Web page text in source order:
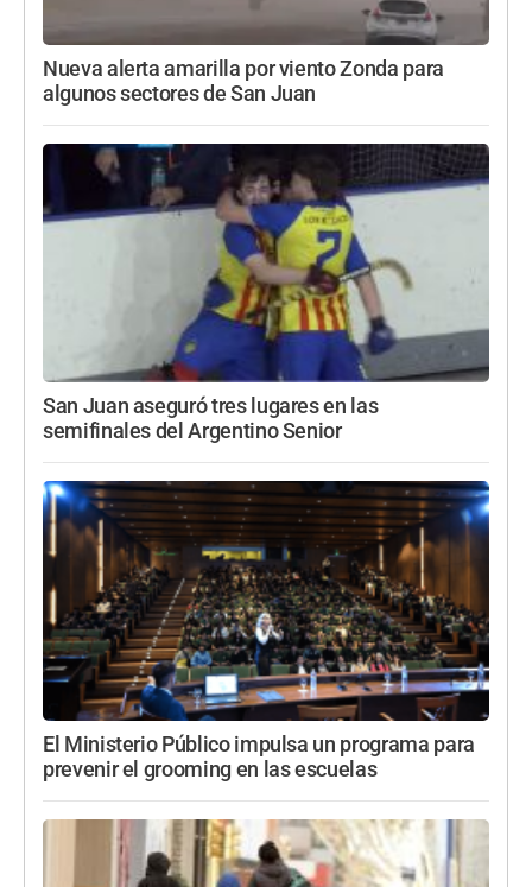
Nueva alerta amarilla por viento Zonda para
algunos sectores de San Juan
San Juan aseguró tres lugares en las
semifinales del Argentino Senior
El Ministerio Público impulsa un programa para
prevenir el grooming en las escuelas